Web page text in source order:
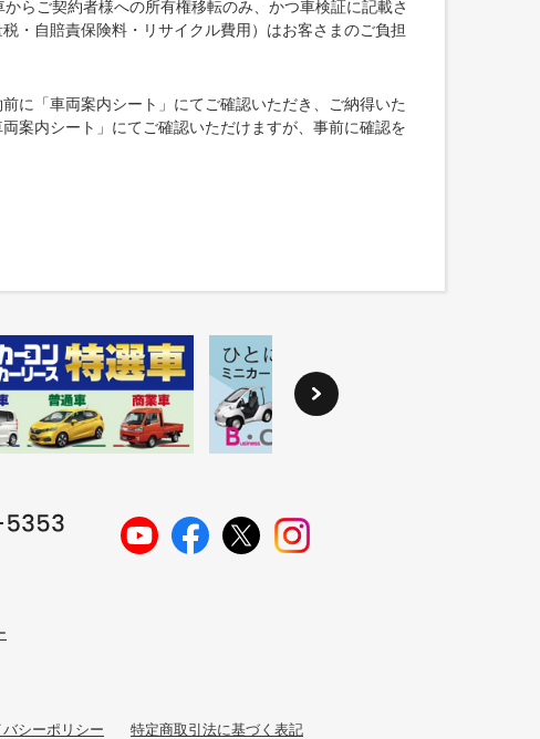
らご契約者様への所有権移転のみ、かつ車検証に記載さ
・自賠責保険料・リサイクル費用）はお客さまのご負担
に「車両案内シート」にてご確認いただき、ご納得いた
案内シート」にてご確認いただけますが、事前に確認を
シーポリシー 特定商取引法に基づく表記